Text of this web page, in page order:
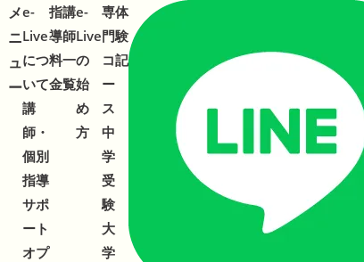
メ
ニ
ュ
ー
メ
ニ
ュ
ー
e-
Live
につ
いて
講
師・
個別
指導
サポ
ート
オプ
指
導
料
金
講
師
一
覧
e-
Live
の
始
め
方
専
門
コ
ー
ス
中
学
受
験
大
学
体
験
記